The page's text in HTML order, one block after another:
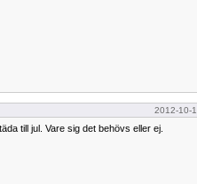
2012-10-
till jul. Vare sig det behövs eller ej.